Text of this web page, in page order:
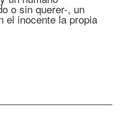
o sin querer-, un
el inocente la propia